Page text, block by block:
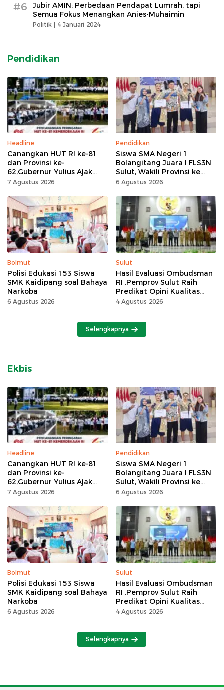
#6
Jubir AMIN: Perbedaan Pendapat Lumrah, tapi
Semua Fokus Menangkan Anies-Muhaimin
Politik | 4 Januari 2024
Pendidikan
Headline
Canangkan HUT RI ke-81
dan Provinsi ke-
62,Gubernur Yulius Ajak
Seluruh Masyarakat
Kemerdekaan Momentum
Kerja Keras
7 Agustus 2026
Pendidikan
Siswa SMA Negeri 1
Bolangitang Juara I FLS3N
Sulut, Wakili Provinsi ke
Tingkat Nasional
6 Agustus 2026
Bolmut
Polisi Edukasi 153 Siswa
SMK Kaidipang soal Bahaya
Narkoba
6 Agustus 2026
Sulut
Hasil Evaluasi Ombudsman
RI ,Pemprov Sulut Raih
Predikat Opini Kualitas
Tinggi Tanpa
4 Agustus 2026
Selengkapnya
Ekbis
Headline
Canangkan HUT RI ke-81
dan Provinsi ke-
62,Gubernur Yulius Ajak
Seluruh Masyarakat
Kemerdekaan Momentum
Kerja Keras
7 Agustus 2026
Pendidikan
Siswa SMA Negeri 1
Bolangitang Juara I FLS3N
Sulut, Wakili Provinsi ke
Tingkat Nasional
6 Agustus 2026
Bolmut
Polisi Edukasi 153 Siswa
SMK Kaidipang soal Bahaya
Narkoba
6 Agustus 2026
Sulut
Hasil Evaluasi Ombudsman
RI ,Pemprov Sulut Raih
Predikat Opini Kualitas
Tinggi Tanpa
4 Agustus 2026
Selengkapnya